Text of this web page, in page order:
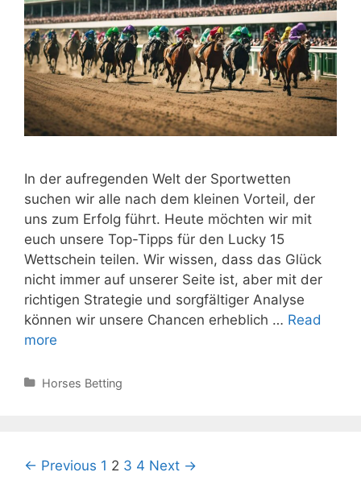
In der aufregenden Welt der Sportwetten
suchen wir alle nach dem kleinen Vorteil, der
uns zum Erfolg führt. Heute möchten wir mit
euch unsere Top-Tipps für den Lucky 15
Wettschein teilen. Wir wissen, dass das Glück
nicht immer auf unserer Seite ist, aber mit der
richtigen Strategie und sorgfältiger Analyse
können wir unsere Chancen erheblich … Read
more
für
15
Categories
Horses Betting
Post
← Previous 1 2 3 4 Next →